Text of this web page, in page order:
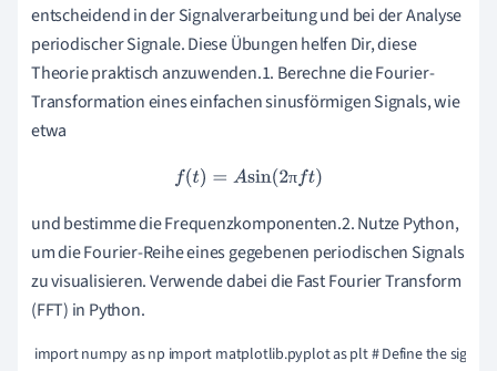
entscheidend in der Signalverarbeitung und bei der Analyse
periodischer Signale. Diese Übungen helfen Dir, diese
Theorie praktisch anzuwenden.1. Berechne die Fourier-
Transformation eines einfachen sinusförmigen Signals, wie
etwa
π
f( t)= Asin(2πft)
und bestimme die Frequenzkomponenten.2. Nutze Python,
um die Fourier-Reihe eines gegebenen periodischen Signals
zu visualisieren. Verwende dabei die Fast Fourier Transform
(FFT) in Python.
import numpy as np import matplotlib.pyplot as plt # Define the signal t